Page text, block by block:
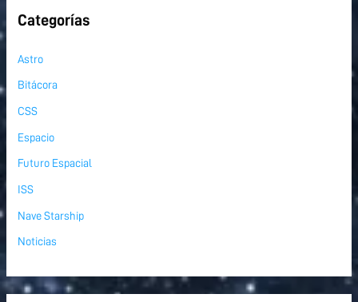
Categorías
Astro
Bitácora
CSS
Espacio
Futuro Espacial
ISS
Nave Starship
Noticias